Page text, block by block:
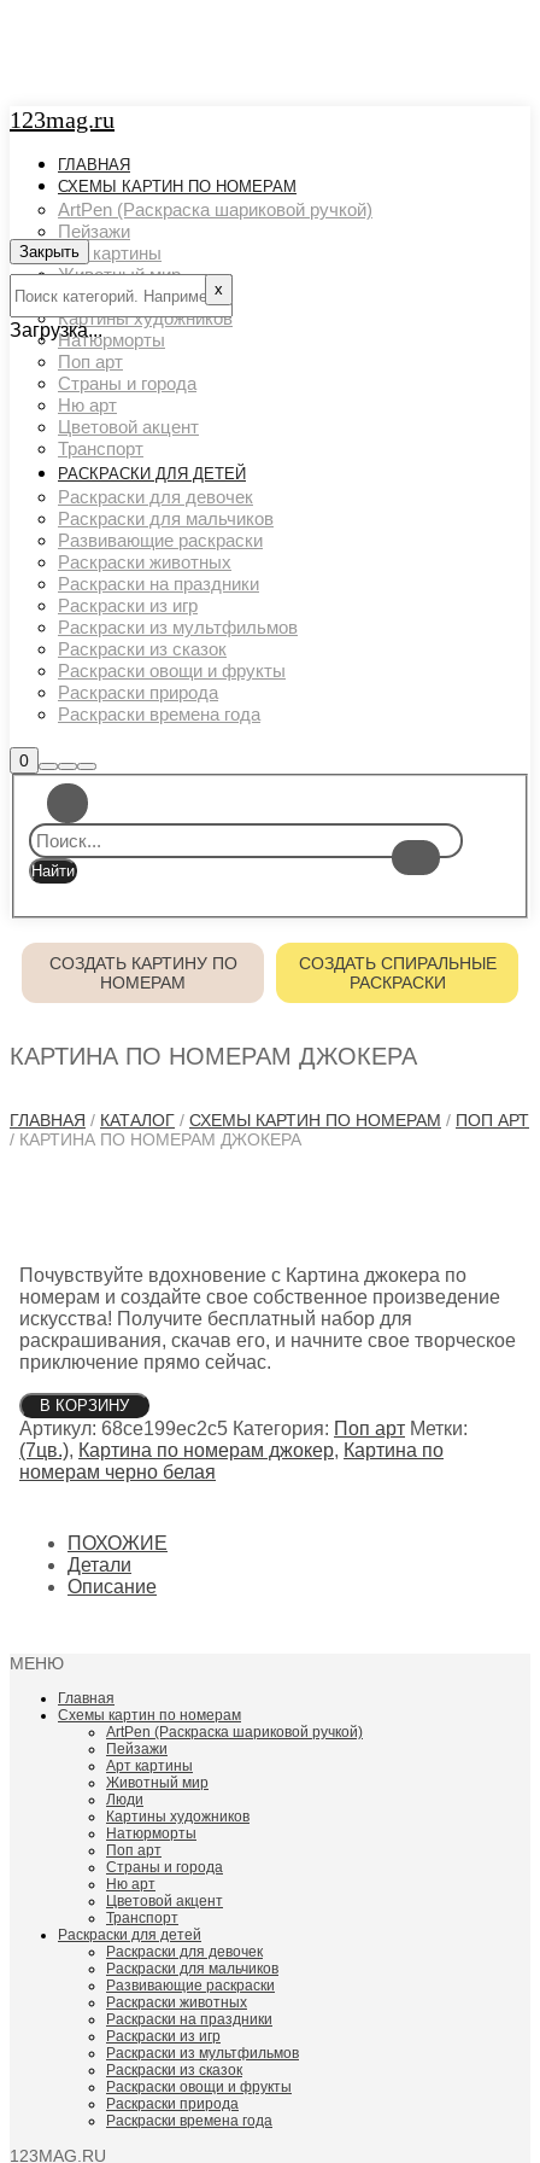
123mag.ru
ГЛАВНАЯ
СХЕМЫ КАРТИН ПО НОМЕРАМ
ArtPen (Раскраска шариковой ручкой)
Пейзажи
Арт картины
Животный мир
Люди
Картины художников
Натюрморты
Поп арт
Страны и города
Ню арт
Цветовой акцент
Транспорт
РАСКРАСКИ ДЛЯ ДЕТЕЙ
Раскраски для девочек
Раскраски для мальчиков
Развивающие раскраски
Раскраски животных
Раскраски на праздники
Раскраски из игр
Раскраски из мультфильмов
Раскраски из сказок
Раскраски овощи и фрукты
Раскраски природа
Раскраски времена года
0Боковая
панель
магазина
Найти
Больше
информации
Главное
меню
СОЗДАТЬ КАРТИНУ ПО
НОМЕРАМ
СОЗДАТЬ СПИРАЛЬНЫЕ
РАСКРАСКИ
КАРТИНА ПО НОМЕРАМ ДЖОКЕРА
ГЛАВНАЯ / КАТАЛОГ / СХЕМЫ КАРТИН ПО НОМЕРАМ / ПОП АРТ
/ КАРТИНА ПО НОМЕРАМ ДЖОКЕРА
Почувствуйте вдохновение с Картина джокера по
номерам и создайте свое собственное произведение
искусства! Получите бесплатный набор для
раскрашивания, скачав его, и начните свое творческое
приключение прямо сейчас.
Количество
товара
Картина
по
номерам
В КОРЗИНУ
Артикул: 68ce199ec2c5 Категория: Поп арт Метки:
(7цв.), Картина по номерам джокер, Картина по
номерам черно белая
ПОХОЖИЕ
Детали
Описание
МЕНЮ
Главная
Схемы картин по номерам
ArtPen (Раскраска шариковой ручкой)
Пейзажи
Арт картины
Животный мир
Люди
Картины художников
Натюрморты
Поп арт
Страны и города
Ню арт
Цветовой акцент
Транспорт
Раскраски для детей
Раскраски для девочек
Раскраски для мальчиков
Развивающие раскраски
Раскраски животных
Раскраски на праздники
Раскраски из игр
Раскраски из мультфильмов
Раскраски из сказок
Раскраски овощи и фрукты
Раскраски природа
Раскраски времена года
123MAG.RU
Закрыть
х
Загрузка...